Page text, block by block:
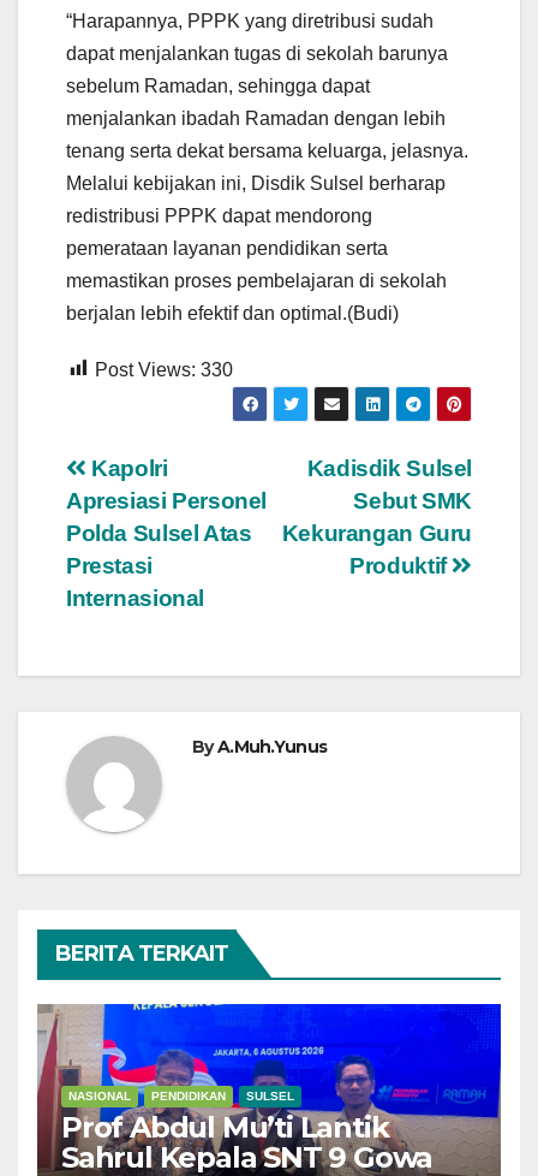
“Harapannya, PPPK yang diretribusi sudah
dapat menjalankan tugas di sekolah barunya
sebelum Ramadan, sehingga dapat
menjalankan ibadah Ramadan dengan lebih
tenang serta dekat bersama keluarga, jelasnya.
Melalui kebijakan ini, Disdik Sulsel berharap
redistribusi PPPK dapat mendorong
pemerataan layanan pendidikan serta
memastikan proses pembelajaran di sekolah
berjalan lebih efektif dan optimal.(Budi)
Post Views: 330
Navigasi
pos
Kadisdik Sulsel
Sebut SMK
Kekurangan Guru
Produktif
Kapolri
Apresiasi Personel
Polda Sulsel Atas
Prestasi
Internasional
ByA.Muh.Yunus
BERITA TERKAIT
NASIONAL PENDIDIKAN SULSEL
Prof Abdul Mu’ti Lantik
Sahrul Kepala SNT 9 Gowa